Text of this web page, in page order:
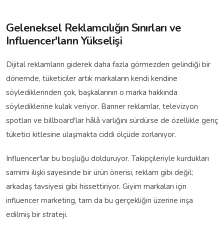
Geleneksel Reklamcılığın Sınırları ve
Influencer'ların Yükselişi
Dijital reklamların giderek daha fazla görmezden gelindiği bir
dönemde, tüketiciler artık markaların kendi kendine
söylediklerinden çok, başkalarının o marka hakkında
söylediklerine kulak veriyor. Banner reklamlar, televizyon
spotları ve billboard'lar hâlâ varlığını sürdürse de özellikle genç
tüketici kitlesine ulaşmakta ciddi ölçüde zorlanıyor.
Influencer'lar bu boşluğu dolduruyor. Takipçileriyle kurdukları
samimi ilişki sayesinde bir ürün önerisi, reklam gibi değil;
arkadaş tavsiyesi gibi hissettiriyor. Giyim markaları için
influencer marketing, tam da bu gerçekliğin üzerine inşa
edilmiş bir strateji.